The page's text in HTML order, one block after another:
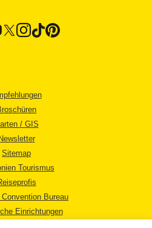
/ GIS
Newsletter
Sitemap
Tourismus
Bureau
Einrichtungen